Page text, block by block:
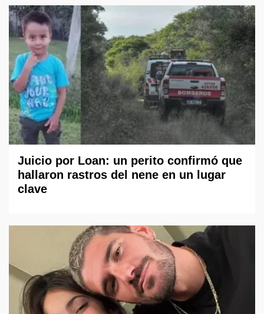
Juicio por Loan: un perito confirmó que
hallaron rastros del nene en un lugar
clave